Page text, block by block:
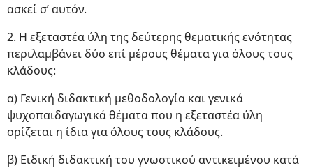
ασκεί σ’ αυτόν.
2. Η εξεταστέα ύλη της δεύτερης θεματικής ενότητας
περιλαμβάνει δύο επί μέρους θέματα για όλους τους
κλάδους:
α) Γενική διδακτική μεθοδολογία και γενικά
ψυχοπαιδαγωγικά θέματα που η εξεταστέα ύλη
ορίζεται η ίδια για όλους τους κλάδους.
β) Ειδική διδακτική του γνωστικού αντικειμένου κατά